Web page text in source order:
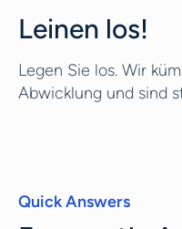
Leinen los!
Legen Sie los. Wir
Abwicklung und sind
Quick Answers